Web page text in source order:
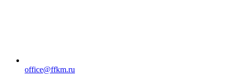
office@ffkm.ru